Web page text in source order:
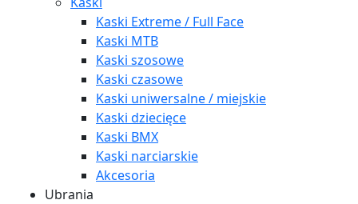
Kaski Extreme / Full Face
Kaski MTB
Kaski szosowe
Kaski czasowe
Kaski uniwersalne / miejskie
Kaski dziecięce
Kaski BMX
Kaski narciarskie
Akcesoria
Ubrania